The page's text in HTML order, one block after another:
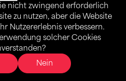
nicht zwingend erforderlich
zu nutzen, aber die Website
Nutzererlebnis verbessern.
solcher Cookies
Nein